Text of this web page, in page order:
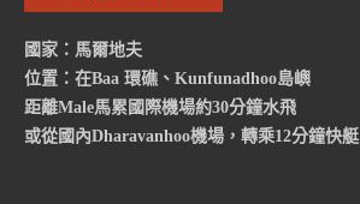
國家：馬爾地夫
位置：在Baa 環礁、Kunfunadhoo島嶼
距離Male馬累國際機場約30分鐘水飛
或從國內Dharavanhoo機場，轉乘12分鐘快艇